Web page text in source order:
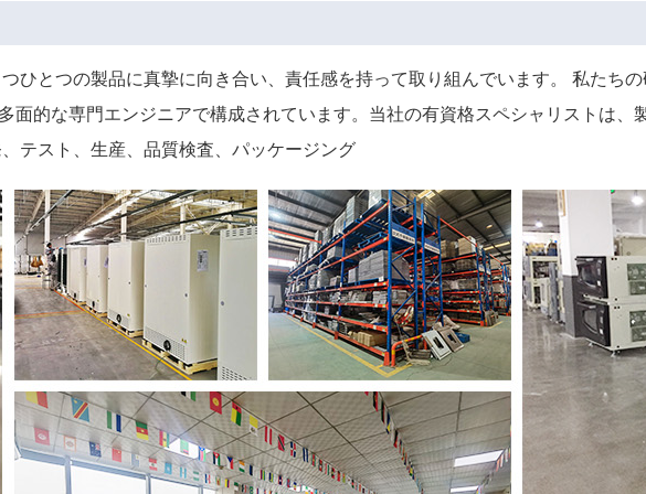
ひとつの製品に真摯に向き合い、責任感を持って取り組んでいます。 私たち
的な専門エンジニアで構成されています。当社の有資格スペシャリストは
テスト、生産、品質検査、パッケージング